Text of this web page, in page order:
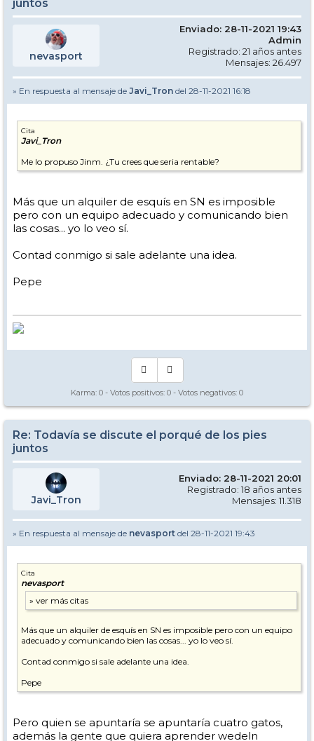
juntos
nevasport
Enviado: 28-11-2021 19:43
Admin
Registrado: 21 años antes
Mensajes: 26.497
» En respuesta al mensaje de Javi_Tron del 28-11-2021 16:18
Cita
Javi_Tron
Me lo propuso Jinm. ¿Tu crees que seria rentable?
Más que un alquiler de esquís en SN es imposible
pero con un equipo adecuado y comunicando bien
las cosas... yo lo veo sí.
Contad conmigo si sale adelante una idea.
Pepe
Karma: 0 - Votos positivos: 0 - Votos negativos: 0
Re: Todavía se discute el porqué de los pies
juntos
Javi_Tron
Enviado: 28-11-2021 20:01
Registrado: 18 años antes
Mensajes: 11.318
» En respuesta al mensaje de nevasport del 28-11-2021 19:43
Cita
nevasport
Más que un alquiler de esquís en SN es imposible pero con un equipo
adecuado y comunicando bien las cosas... yo lo veo sí.
Contad conmigo si sale adelante una idea.
Pepe
Pero quien se apuntaría se apuntaría cuatro gatos,
además la gente que quiera aprender wedeln